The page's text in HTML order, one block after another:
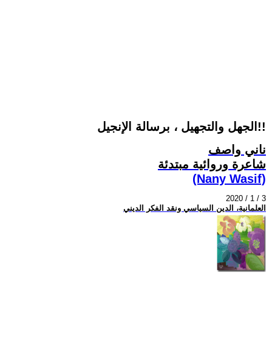
الجهل والتجهيل ، برسالة الإنجيل!!
ناني واصف
شاعرة وروائية مبتدئة
(Nany Wasif)
2020 / 1 / 3
العلمانية، الدين السياسي ونقد الفكر الديني